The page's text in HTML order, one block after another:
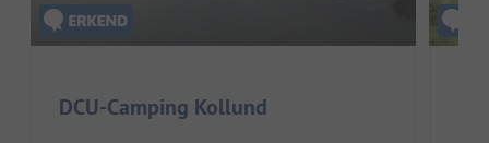
DCU-Camping Kollund